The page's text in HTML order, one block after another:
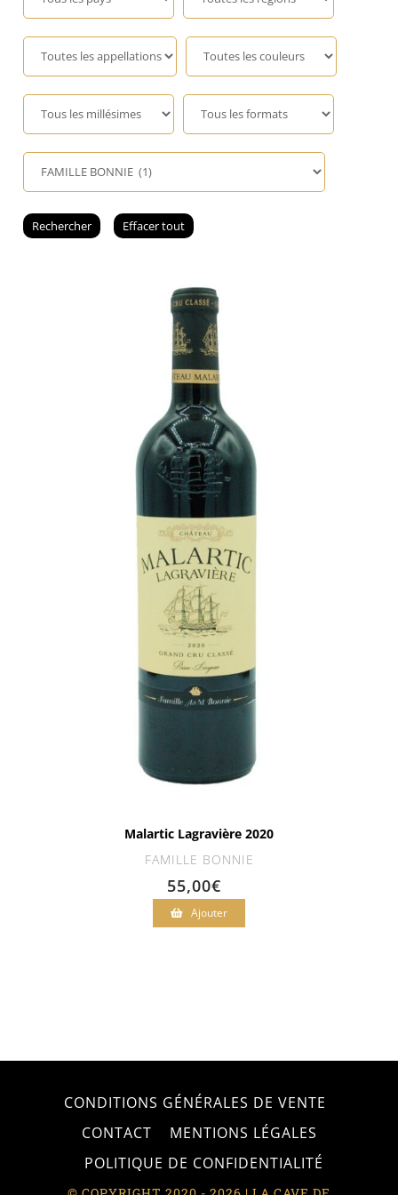
Champagne
GIN
RHUM
WHISKY
Malartic Lagravière 2020
FAMILLE BONNIE
55,00€
Ajouter
CONDITIONS GÉNÉRALES DE VENTE
CONTACT
MENTIONS LÉGALES
POLITIQUE DE CONFIDENTIALITÉ